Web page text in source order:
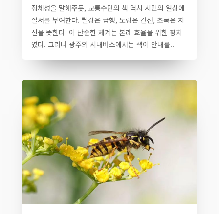
정체성을 말해주듯, 교통수단의 색 역시 시민의 일상에
질서를 부여한다. 빨강은 급행, 노랑은 간선, 초록은 지
선을 뜻한다. 이 단순한 체계는 본래 효율을 위한 장치
였다. 그러나 광주의 시내버스에서는 색이 안내를...